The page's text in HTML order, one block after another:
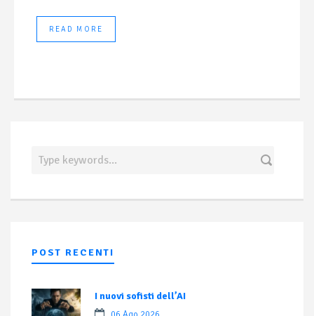
READ MORE
POST RECENTI
I nuovi sofisti dell’AI